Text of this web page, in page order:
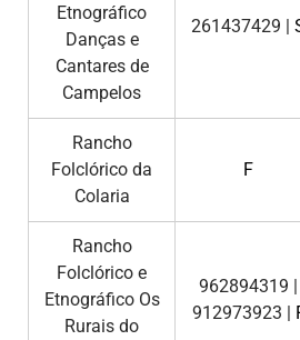
Etnográfico
Danças e
Cantares de
Campelos
261437429 |
Rancho
Folclórico da
Colaria
F
Rancho
Folclórico e
Etnográfico Os
Rurais do
962894319 |
912973923 |